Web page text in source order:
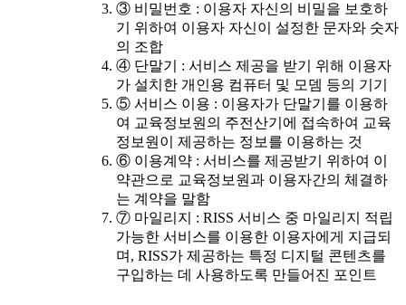
③ 비밀번호 : 이용자 자신의 비밀을 보호하
기 위하여 이용자 자신이 설정한 문자와 숫자
의 조합
④ 단말기 : 서비스 제공을 받기 위해 이용자
가 설치한 개인용 컴퓨터 및 모뎀 등의 기기
⑤ 서비스 이용 : 이용자가 단말기를 이용하
여 교육정보원의 주전산기에 접속하여 교육
정보원이 제공하는 정보를 이용하는 것
⑥ 이용계약 : 서비스를 제공받기 위하여 이
약관으로 교육정보원과 이용자간의 체결하
는 계약을 말함
⑦ 마일리지 : RISS 서비스 중 마일리지 적립
가능한 서비스를 이용한 이용자에게 지급되
며, RISS가 제공하는 특정 디지털 콘텐츠를
구입하는 데 사용하도록 만들어진 포인트